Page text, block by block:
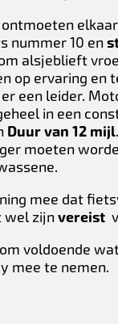
nummer 10 en
alsjeblieft
op ervaring en
een leider.
in een
Duur van 12 mijl
moeten
mee dat
wel zijnvereist
voldoende
mee te nemen.